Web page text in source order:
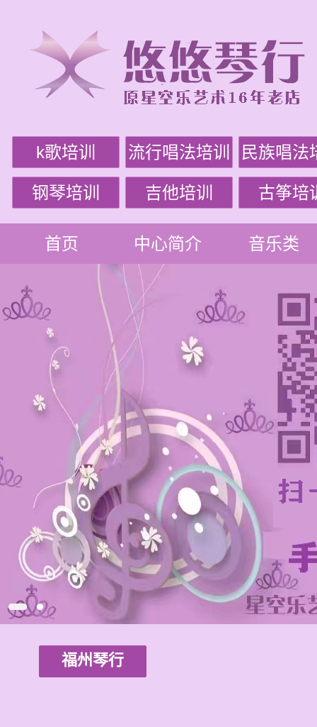
k歌培训 流行唱法培训 民族唱法
钢琴培训 吉他培训 古筝培
首页 中心简介 音乐类
福州琴行